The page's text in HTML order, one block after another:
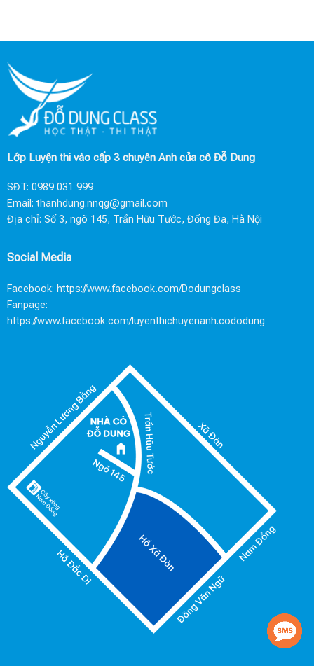
Lớp Luyện thi vào cấp 3 chuyên Anh của cô Đỗ Dung
SĐT: 0989 031 999
Email: thanhdung.nnqg@gmail.com
Địa chỉ: Số 3, ngõ 145, Trần Hữu Tước, Đống Đa, Hà Nội
Social Media
Facebook: https://www.facebook.com/Dodungclass
Fanpage:
https://www.facebook.com/luyenthichuyenanh.cododung